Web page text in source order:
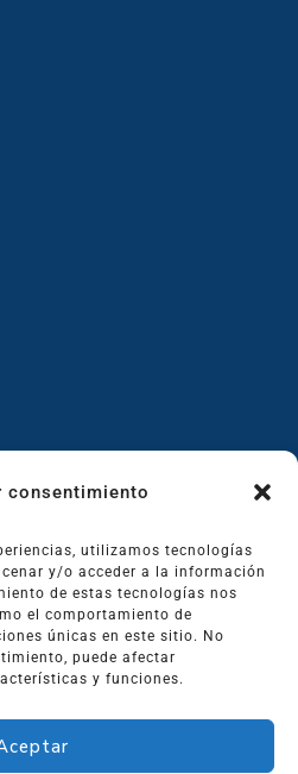
consentimiento
utilizamos tecnologías
y/o acceder a la información
de estas tecnologías nos
el comportamiento de
únicas en este sitio. No
puede afectar
y funciones.
25 – La Orotava,